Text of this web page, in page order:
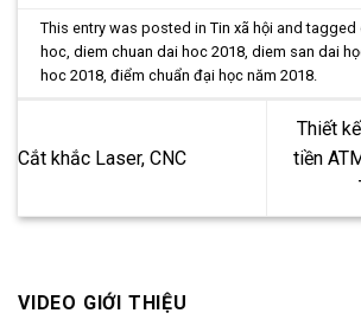
This entry was posted inTin xã hội and tagged
hoc,diem chuan dai hoc 2018,diem san dai
hoc 2018,điểm chuẩn đại học năm 2018.
Cắt khắc Laser, CNC
Thiết
tiền
VIDEO GIỚI THIỆU